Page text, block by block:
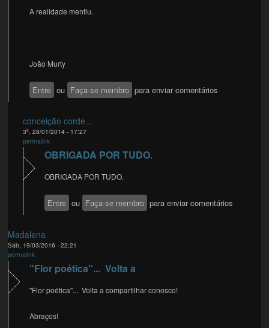
A realidade mentiu.
João Murty
Entre ou Faça-se membro para enviar comentários
conceição corde...
3ª, 28/01/2014 - 17:27
permalink
OBRIGADA POR TUDO.
OBRIGADA POR TUDO.
Entre ou Faça-se membro para enviar comentários
Madalena
Sáb, 19/03/2016 - 22:21
permalink
"Flor poética"... Volta a
"Flor poética"... Volta a compartilhar conosco!
Abraços!